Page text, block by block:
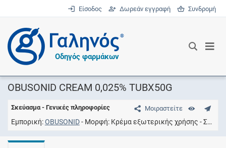
Είσοδος Δωρεάν εγγραφή Συνδρομή
®
Οδηγός φαρμάκων
OBUSONID CREAM 0,025% TUBX50G
Μοιραστείτε
Σκεύασμα - Γενικές πληροφορίες
Εμπορική OBUSONID Μορφή Kρέμα εξωτερικής χρήσης Συγκέντρωση